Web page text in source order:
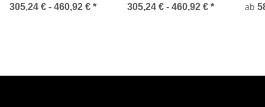
305,24 € - 460,92 € *
305,24 € - 460,92 € * ab